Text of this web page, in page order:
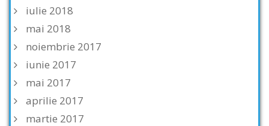
iulie 2018
mai 2018
noiembrie 2017
iunie 2017
mai 2017
aprilie 2017
martie 2017